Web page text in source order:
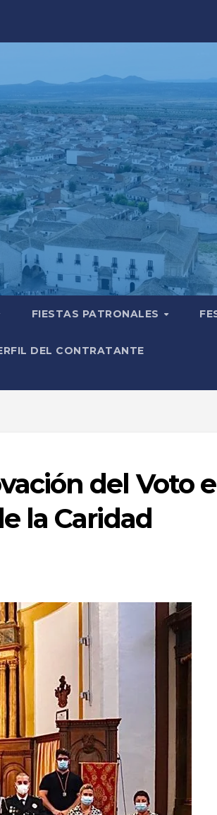
FIESTAS PATRONALES
DEL CONTRATANTE
del Voto
la Caridad